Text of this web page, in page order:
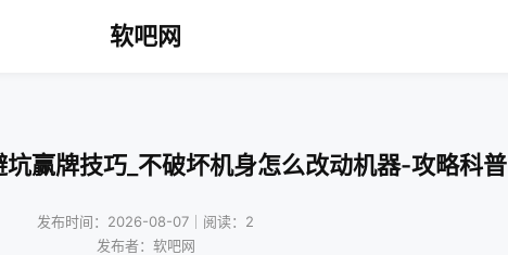
软吧网
赢牌技巧_不破坏机身怎么改动机器-攻略科普
发布时间：2026-08-07｜阅读：2
发布者：软吧网